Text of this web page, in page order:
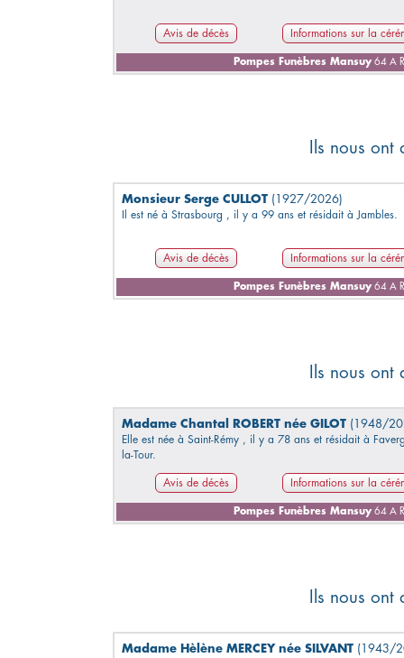
Avis de décès Informations sur la
Pompes Funèbres Mansuy 64 A
Ils nous
Monsieur Serge CULLOT (1927/2026)
Il est né à Strasbourg , il y a 99 ans et résidait à Jambles.
Avis de décès Informations sur la
Pompes Funèbres Mansuy 64 A
Ils nous
Madame Chantal ROBERT née GILOT (1948/
Elle est née à Saint-Rémy , il y a 78 ans et résidait à
la-Tour.
Avis de décès Informations sur la
Pompes Funèbres Mansuy 64 A
Ils nous
Madame Hèlène MERCEY née SILVANT (1943/